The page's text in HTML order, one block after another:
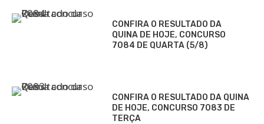
CONFIRA O RESULTADO DA
QUINA DE HOJE, CONCURSO
7084 DE QUARTA (5/8)
CONFIRA O RESULTADO DA QUINA
DE HOJE, CONCURSO 7083 DE
TERÇA